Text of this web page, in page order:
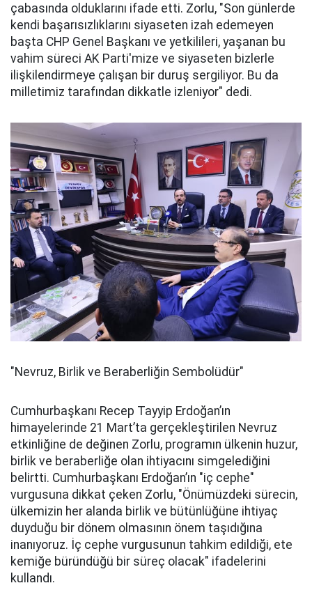
çabasında olduklarını ifade etti. Zorlu, "Son günlerde
kendi başarısızlıklarını siyaseten izah edemeyen
başta CHP Genel Başkanı ve yetkilileri, yaşanan bu
vahim süreci AK Parti'mize ve siyaseten bizlerle
ilişkilendirmeye çalışan bir duruş sergiliyor. Bu da
milletimiz tarafından dikkatle izleniyor" dedi.
"Nevruz, Birlik ve Beraberliğin Sembolüdür"
Cumhurbaşkanı Recep Tayyip Erdoğan’ın
himayelerinde 21 Mart’ta gerçekleştirilen Nevruz
etkinliğine de değinen Zorlu, programın ülkenin huzur,
birlik ve beraberliğe olan ihtiyacını simgelediğini
belirtti. Cumhurbaşkanı Erdoğan’ın "iç cephe"
vurgusuna dikkat çeken Zorlu, "Önümüzdeki sürecin,
ülkemizin her alanda birlik ve bütünlüğüne ihtiyaç
duyduğu bir dönem olmasının önem taşıdığına
inanıyoruz. İç cephe vurgusunun tahkim edildiği, ete
kemiğe büründüğü bir süreç olacak" ifadelerini
kullandı.